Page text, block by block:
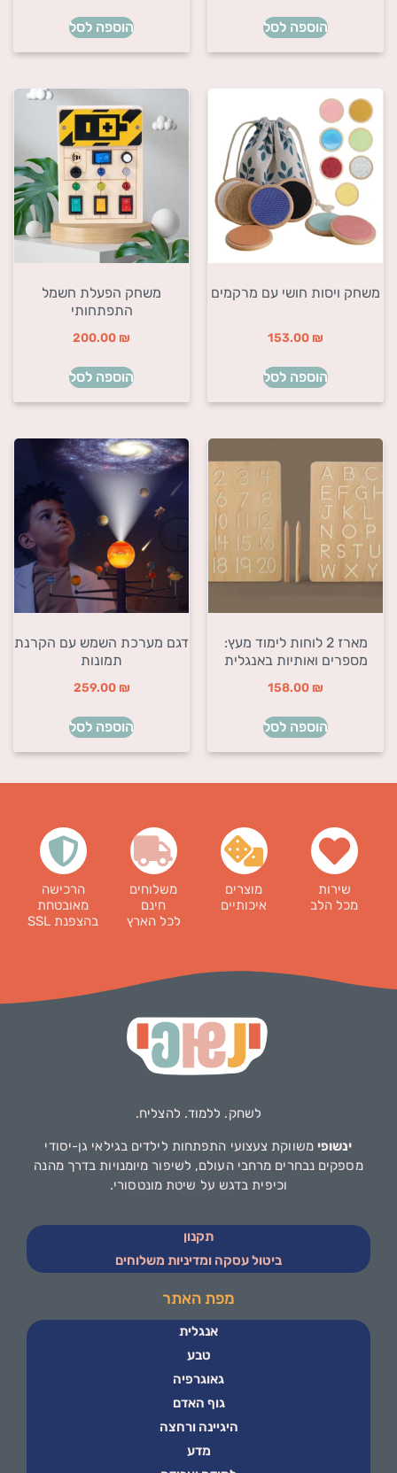
הוספה לסל הוספה לסל
משחק ויסות חושי עם מרקמים
153.00 ₪
הוספה לסל
משחק הפעלת חשמל
התפתחותי
200.00 ₪
הוספה לסל
מארז 2 לוחות לימוד מעץ:
מספרים ואותיות באנגלית
158.00 ₪
הוספה לסל
דגם מערכת השמש עם הקרנת
תמונות
259.00 ₪
הוספה לסל
שירות
מכל הלב
מוצרים
איכותיים
משלוחים
חינם
לכל הארץ
הרכישה
מאובטחת
בהצפנת SSL
לשחק. ללמוד. להצליח.
ינשופי משווקת צעצועי התפתחות לילדים בגילאי גן-יסודי
מספקים נבחרים מרחבי העולם, לשיפור מיומנויות בדרך מהנה
וכיפית בדגש על שיטת מונטסורי.
תקנון
ביטול עסקה ומדיניות משלוחים
מפת האתר
אנגלית
טבע
גאוגרפיה
גוף האדם
היגיינה ורחצה
מדע